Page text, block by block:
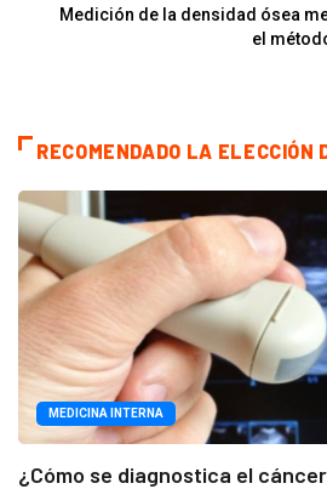
Medición de la densidad ósea
el
RECOMENDADO LA ELECCIÓN
MEDICINA INTERNA
¿Cómo se diagnostica el